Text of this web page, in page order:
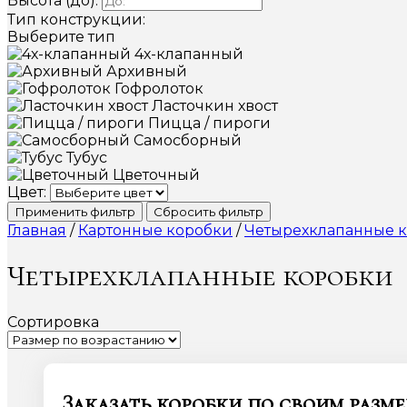
Тип конструкции:
Выберите тип
4х-клапанный
Архивный
Гофролоток
Ласточкин хвост
Пицца / пироги
Самосборный
Тубус
Цветочный
Цвет:
Применить фильтр Сбросить фильтр
Главная / Картонные коробки /Четырехклапанные
Четырехклапанные коробки
Сортировка